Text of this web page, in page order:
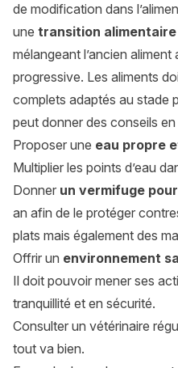
de modification dans
une transition alimentaire
mélangeant l’ancien
progressive. Les aliments
complets adaptés au stade
peut donner des conseils
Proposer une eau propre
Multiplier les points d’eau
Donner un vermifuge
an afin de le protéger
plats mais également des
Offrir un environnement
Il doit pouvoir mener ses
tranquillité et en sécurité.
Consulter un vétérinaire
tout va bien.